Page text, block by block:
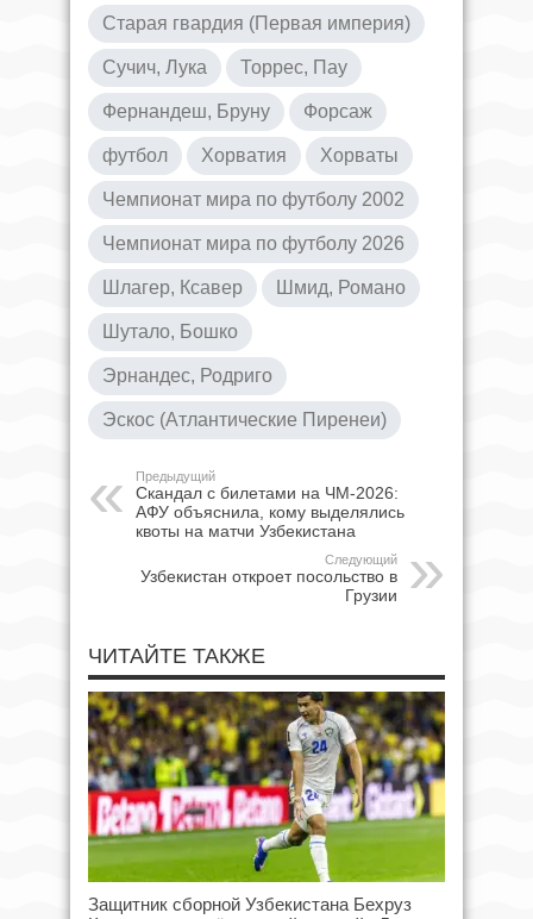
Старая гвардия (Первая империя)
Сучич, Лука Торрес, Пау
Фернандеш, Бруну Форсаж
футбол Хорватия Хорваты
Чемпионат мира по футболу 2002
Чемпионат мира по футболу 2026
Шлагер, Ксавер Шмид, Романо
Шутало, Бошко
Эрнандес, Родриго
Эскос (Атлантические Пиренеи)
Предыдущий
Скандал с билетами на ЧМ-2026:
АФУ объяснила, кому выделялись
квоты на матчи Узбекистана
Следующий
Узбекистан откроет посольство в
Грузии
ЧИТАЙТЕ ТАКЖЕ
Защитник сборной Узбекистана Бехруз